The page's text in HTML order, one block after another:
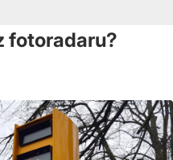
fotoradaru?